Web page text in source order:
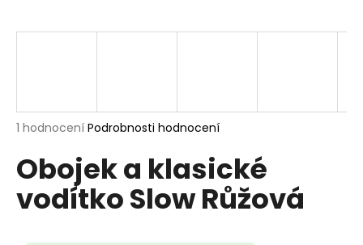
Průměrné
produktu
je
z
1 hodnocení Podrobnosti hodnocení
Obojek a klasické
vodítko Slow Růžová
j
?
HLEDAT